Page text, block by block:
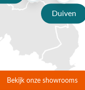
Duiven
Bekijk onze showrooms